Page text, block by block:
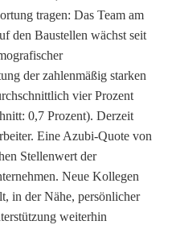
tragen: Das Team am
den Baustellen wächst seit
der zahlenmäßig starken
vier Prozent
0,7 Prozent). Derzeit
Eine Azubi-Quote von
Stellenwert der
Neue Kollegen
in der Nähe, persönlicher
weiterhin